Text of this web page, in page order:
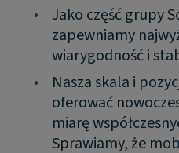
•
Jako część grupy
zapewniamy
wiarygodność i
•
Nasza skala i
oferować
miarę
Sprawiamy, że